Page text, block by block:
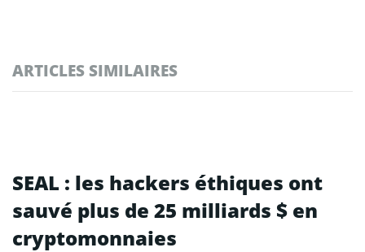
ARTICLES SIMILAIRES
SEAL : les hackers éthiques ont
sauvé plus de 25 milliards $ en
cryptomonnaies